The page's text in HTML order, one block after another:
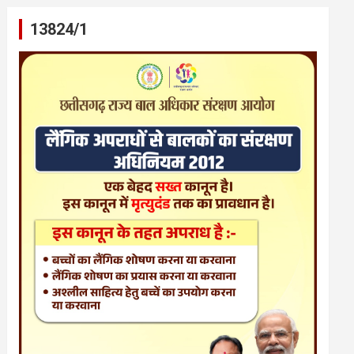
13824/1